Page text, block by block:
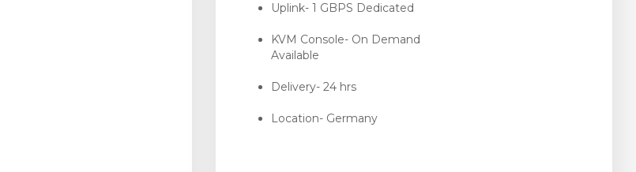
Uplink- 1 GBPS Dedicated
KVM Console- On Demand
Available
Delivery- 24 hrs
Location- Germany